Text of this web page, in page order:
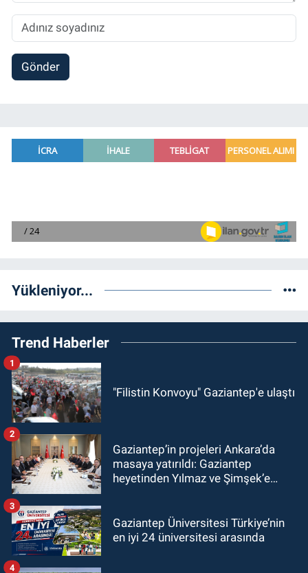
Gönder
Yükleniyor...
Trend Haberler
"Filistin Konvoyu" Gaziantep'e ulaştı
1
Gaziantep’in projeleri Ankara’da
masaya yatırıldı: Gaziantep
heyetinden Yılmaz ve Şimşek’e
2
Gaziantep Üniversitesi Türkiye’nin
en iyi 24 üniversitesi arasında
3
4